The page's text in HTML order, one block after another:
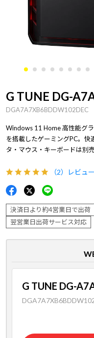
G TUNE DG-
DGA7A7XB6BDDW102DEC
Windows 11 Home 高性能グ
を搭載したゲーミングPC。
タ・マウス・キーボードは別売
（2） レビュ
決済日より約4営業日で出荷
翌営業日出荷サービス対応
G TUNE DG-